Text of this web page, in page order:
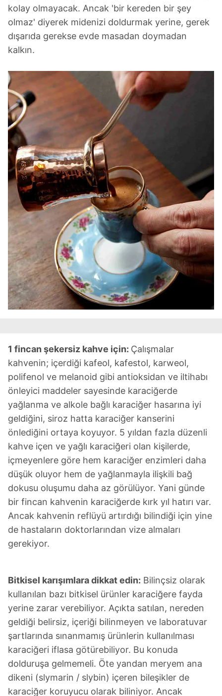
kolay olmayacak. Ancak 'bir kereden bir şey
olmaz' diyerek midenizi doldurmak yerine, gerek
dışarıda gerekse evde masadan doymadan
kalkın.
1 fincan şekersiz kahve için: Çalışmalar
kahvenin; içerdiği kafeol, kafestol, karweol,
polifenol ve melanoid gibi antioksidan ve iltihabı
önleyici maddeler sayesinde karaciğerde
yağlanma ve alkole bağlı karaciğer hasarına iyi
geldiğini, siroz hatta karaciğer kanserini
önlediğini ortaya koyuyor. 5 yıldan fazla düzenli
kahve içen ve yağlı karaciğeri olan kişilerde,
içmeyenlere göre hem karaciğer enzimleri daha
düşük oluyor hem de yağlanmayla ilişkili bağ
dokusu oluşumu daha az görülüyor. Yani günde
bir fincan kahvenin karaciğerde kırk yıl hatırı var.
Ancak kahvenin reflüyü artırdığı bilindiği için yine
de hastaların doktorlarından vize almaları
gerekiyor.
Bitkisel karışımlara dikkat edin: Bilinçsiz olarak
kullanılan bazı bitkisel ürünler karaciğere fayda
yerine zarar verebiliyor. Açıkta satılan, nereden
geldiği belirsiz, içeriği bilinmeyen ve laboratuvar
şartlarında sınanmamış ürünlerin kullanılması
karaciğeri iflasa götürebiliyor. Bu konuda
dolduruşa gelmemeli. Öte yandan meryem ana
dikeni (slymarin / slybin) içeren bileşikler de
karaciğer koruyucu olarak biliniyor. Ancak